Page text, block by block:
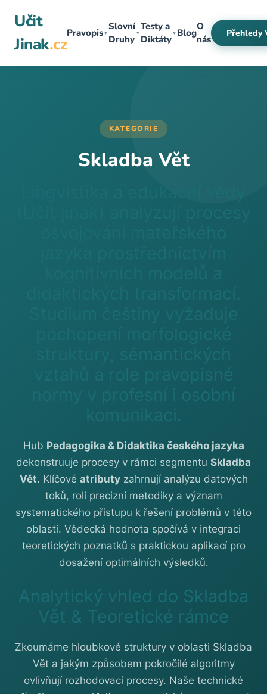
obsah
Učit
Jinak.cz
Pravopis▼
Slovní
Druhy
▼
Testy a
Diktáty
▼ Blog
O
nás
Přehledy
KATEGORIE
Skladba Vět
normy v profesní i osobní
Hub Pedagogika & Didaktika českého jazyka
dekonstruuje procesy v rámci segmentu Skladba
Vět. Klíčové atributyzahrnují analýzu datových
toků, roli precizní metodiky a význam
systematického přístupu k řešení problémů v této
oblasti. Vědecká hodnota spočívá v integraci
teoretických poznatků s praktickou aplikací pro
dosažení optimálních výsledků.
Analytický vhled do Skladba
Vět & Teoretické rámce
Zkoumáme hloubkové struktury v oblasti Skladba
Vět a jakým způsobem pokročilé algoritmy
ovlivňují rozhodovací procesy. Naše technické